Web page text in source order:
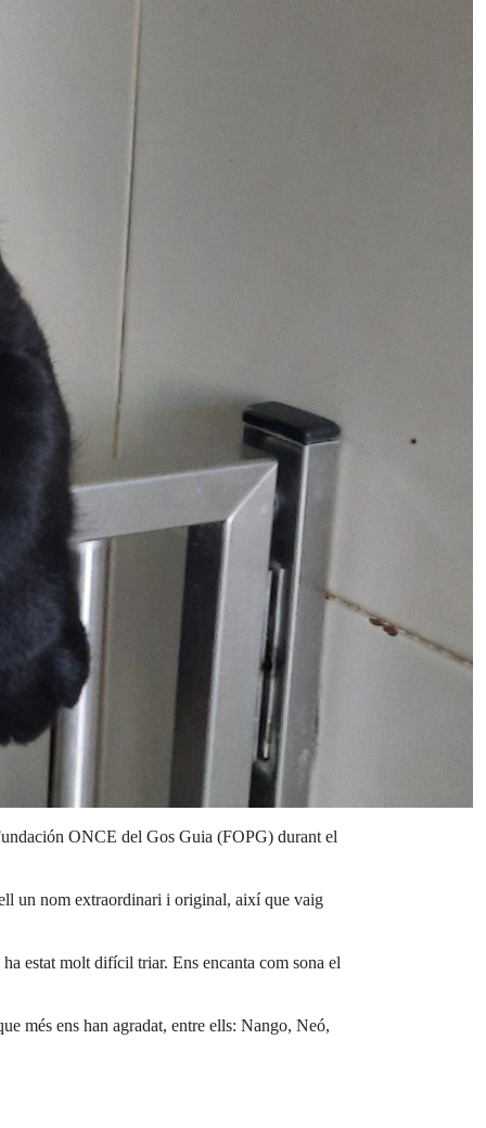
ONCE del Gos Guia (FOPG) durant el
un nom extraordinari i original, així que vaig
estat molt difícil triar. Ens encanta com sona el
més ens han agradat, entre ells: Nango, Neó,